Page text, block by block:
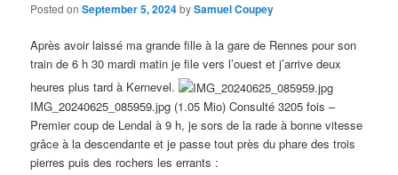
Posted onSeptember 5, 2024bySamuel Coupey
Après avoir laissé ma grande fille à la gare de Rennes pour son
train de 6 h 30 mardi matin je file vers l’ouest et j’arrive deux
heures plus tard à Kernevel.
IMG_20240625_085959.jpg (1.05 Mio) Consulté 3205 fois –
Premier coup de Lendal à 9 h, je sors de la rade à bonne vitesse
grâce à la descendante et je passe tout près du phare des trois
pierres puis des rochers les errants :